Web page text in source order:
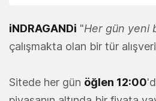
iNDRAGANDi "Her gün yeni
çalışmakta olan bir tür
Sitede her gün öğlen 12:00